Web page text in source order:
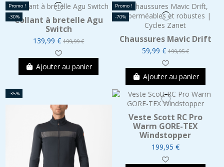
Promo !
-30%Collant à bretelle Agu
Switch
139,99 €199,99 €
Ajouter au panier
Promo !
-70%
Chaussures Mavic Drift
59,99 €199,95 €
Ajouter au panier
-35%
Veste Scott RC Pro
Warm GORE-TEX
Windstopper
199,95 €